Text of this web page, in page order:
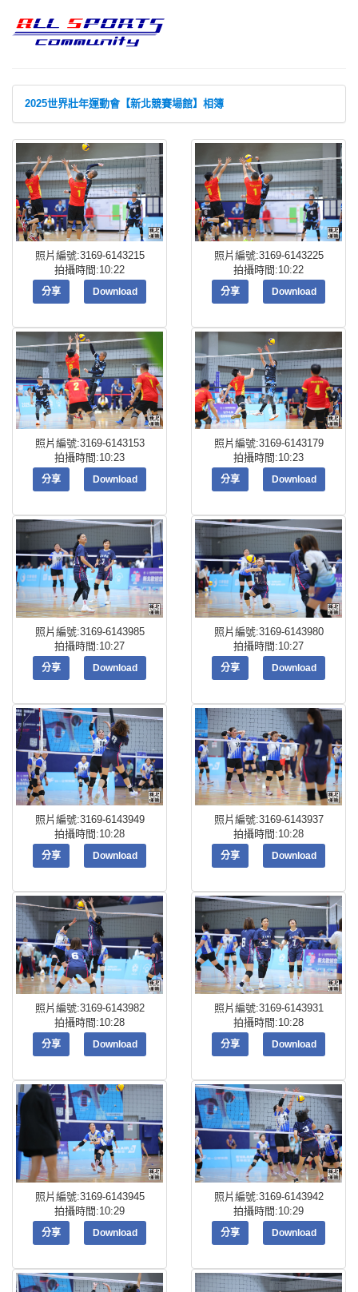
2025世界壯年運動會【新北競賽場館】相簿
照片編號:3169-6143215
拍攝時間:10:22
分享 Download
照片編號:3169-6143225
拍攝時間:10:22
分享 Download
照片編號:3169-6143153
拍攝時間:10:23
分享 Download
照片編號:3169-6143179
拍攝時間:10:23
分享 Download
照片編號:3169-6143985
拍攝時間:10:27
分享 Download
照片編號:3169-6143980
拍攝時間:10:27
分享 Download
照片編號:3169-6143949
拍攝時間:10:28
分享 Download
照片編號:3169-6143937
拍攝時間:10:28
分享 Download
照片編號:3169-6143982
拍攝時間:10:28
分享 Download
照片編號:3169-6143931
拍攝時間:10:28
分享 Download
照片編號:3169-6143945
拍攝時間:10:29
分享 Download
照片編號:3169-6143942
拍攝時間:10:29
分享 Download